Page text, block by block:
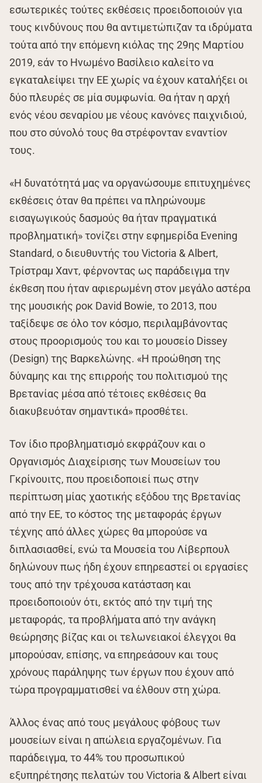
εσωτερικές τούτες εκθέσεις προειδοποιούν για
τους κινδύνους που θα αντιμετώπιζαν τα ιδρύματα
τούτα από την επόμενη κιόλας της 29ης Μαρτίου
2019, εάν το Ηνωμένο Βασίλειο καλείτο να
εγκαταλείψει την ΕΕ χωρίς να έχουν καταλήξει οι
δύο πλευρές σε μία συμφωνία. Θα ήταν η αρχή
ενός νέου σεναρίου με νέους κανόνες παιχνιδιού,
που στο σύνολό τους θα στρέφονταν εναντίον
τους.
«Η δυνατότητά μας να οργανώσουμε επιτυχημένες
εκθέσεις όταν θα πρέπει να πληρώνουμε
εισαγωγικούς δασμούς θα ήταν πραγματικά
προβληματική» τονίζει στην εφημερίδα Evening
Standard, ο διευθυντής του Victoria & Albert,
Τρίστραμ Χαντ, φέρνοντας ως παράδειγμα την
έκθεση που ήταν αφιερωμένη στον μεγάλο αστέρα
της μουσικής ροκ David Bowie, το 2013, που
ταξίδεψε σε όλο τον κόσμο, περιλαμβάνοντας
στους προορισμούς του και το μουσείο Dissey
(Design) της Βαρκελώνης. «Η προώθηση της
δύναμης και της επιρροής του πολιτισμού της
Βρετανίας μέσα από τέτοιες εκθέσεις θα
διακυβευόταν σημαντικά» προσθέτει.
Τον ίδιο προβληματισμό εκφράζουν και ο
Οργανισμός Διαχείρισης των Μουσείων του
Γκρίνουιτς, που προειδοποιεί πως στην
περίπτωση μίας χαοτικής εξόδου της Βρετανίας
από την ΕΕ, το κόστος της μεταφοράς έργων
τέχνης από άλλες χώρες θα μπορούσε να
διπλασιασθεί, ενώ τα Μουσεία του Λίβερπουλ
δηλώνουν πως ήδη έχουν επηρεαστεί οι εργασίες
τους από την τρέχουσα κατάσταση και
προειδοποιούν ότι, εκτός από την τιμή της
μεταφοράς, τα προβλήματα από την ανάγκη
θεώρησης βίζας και οι τελωνειακοί έλεγχοι θα
μπορούσαν, επίσης, να επηρεάσουν και τους
χρόνους παράληψης των έργων που έχουν από
τώρα προγραμματισθεί να έλθουν στη χώρα.
Άλλος ένας από τους μεγάλους φόβους των
μουσείων είναι η απώλεια εργαζομένων. Για
παράδειγμα, το 44% του προσωπικού
εξυπηρέτησης πελατών του Victoria & Albert είναι